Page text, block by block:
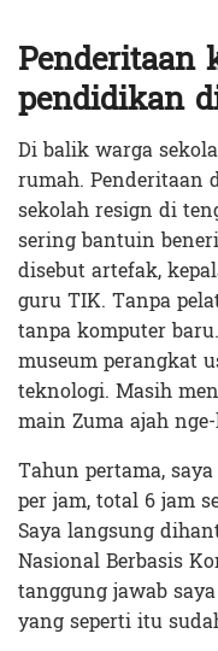
pendidikan
Di balik warga
rumah.
sekolah resign di
sering bantuin
disebut artefak,
guru TIK. Tanpa
tanpa komputer
museum perangkat
teknologi. Masih
main Zuma ajah
Tahun pertama,
per jam, total 6 jam
Saya langsung
Nasional Berbasis
tanggung jawab
yang seperti itu